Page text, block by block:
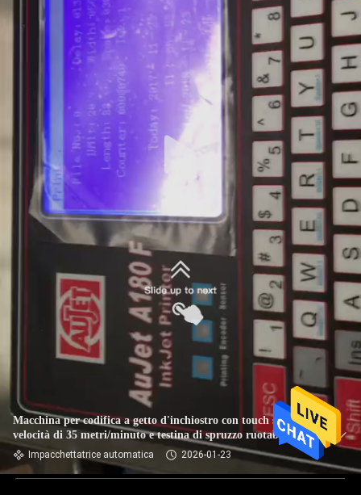
Macchina per codifica a getto d'inchiostro con touch screen,
velocità di 35 metri/minuto e testina di spruzzo ruotabile a
180° per la stampa di dati variabili
Impacchettatrice automatica 2026-01-23